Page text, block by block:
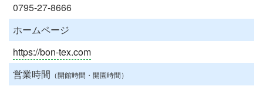
0795-27-8666
ホームページ
https://bon-tex.com
営業時間 （開館時間・開園時間）